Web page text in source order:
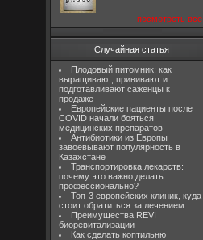
посмотреть все
Случайная статья
Плодовый питомник: как
выращивают, прививают и
подготавливают саженцы к
продаже
Европейские пациенты после
COVID начали бояться
медицинских препаратов
Антибиотики из Европы
завоевывают популярность в
Казахстане
Транспортировка лекарств:
почему это важно делать
профессионально?
Топ-3 европейских клиник, куда
стоит обратиться за лечением
Преимущества REVI
биоревитализации
Как сделать коптильню